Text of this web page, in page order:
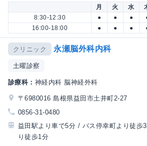
月 火 水
8:30-12:30
● ● ●
16:00-18:00
● ● ●
クリニック 永瀬脳外科内科
土曜診察
診療科： 神経内科 脳神経外科
〒6980016 島根県益田市土井町2-27
0856-31-0480
益田駅より車で5分 / バス停幸町より徒歩
り徒歩1分